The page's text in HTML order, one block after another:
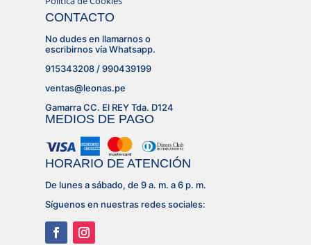
CONTACTO
No dudes en llamarnos o
escribirnos vía Whatsapp.
915343208 / 990439199
ventas@leonas.pe
Gamarra CC. El REY Tda. D124
MEDIOS DE PAGO
HORARIO DE ATENCIÓN
De lunes a sábado, de 9 a. m. a 6 p. m.
Síguenos en nuestras redes sociales: